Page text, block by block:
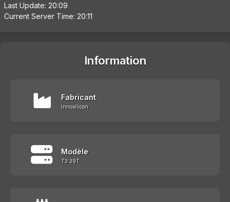
Last Update: 20:09
Current Server Time: 20:11
Information
Fabricant
Innosilicon
Modèle
T3 39T